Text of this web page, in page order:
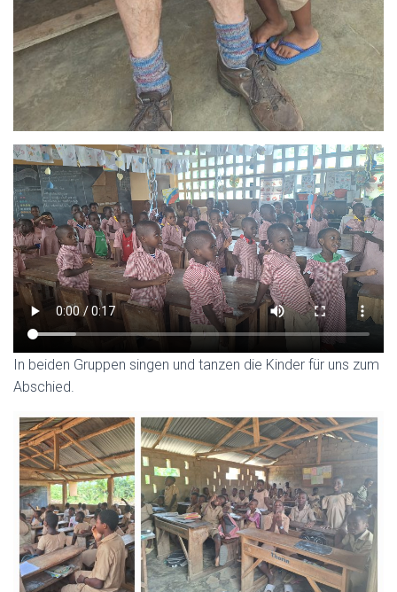
In beiden Gruppen singen und tanzen die Kinder für uns zum
Abschied.